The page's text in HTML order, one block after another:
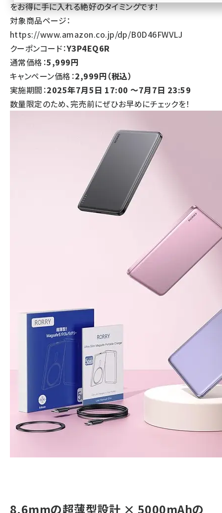
をお得に手に入れる絶好のタイミングです！
対象商品ページ：
https://www.amazon.co.jp/dp/B0D46FWVLJ
クーポンコード：Y3P4EQ6R
通常価格：5,999円
キャンペーン価格：2,999円（税込）
実施期間：2025年7月5日 17:00 ～7月7日 23:59
数量限定のため、完売前にぜひお早めにチェックを！
8.6mmの超薄型設計 × 5000mAhの
参加登録はこちら↑